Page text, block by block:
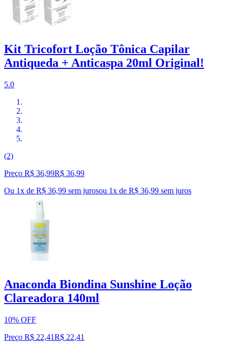
Kit Tricofort Loção Tônica Capilar
Antiqueda + Anticaspa 20ml Original!
5.0
(2)
Preço R$ 36,99R$ 36,99
Ou 1x de R$ 36,99 sem jurosou 1x de R$ 36,99 sem juros
Anaconda Biondina Sunshine Loção
Clareadora 140ml
10% OFF
Preço R$ 22,41R$ 22,41